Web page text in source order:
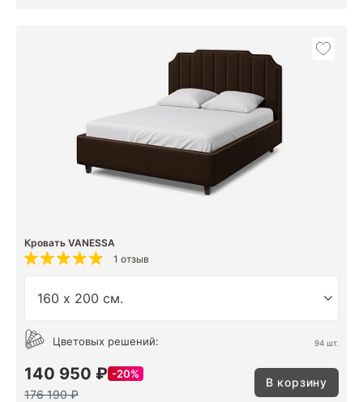
Кровать VANESSA
1 отзыв
Цветовых решений: 94 шт.
140 950 ₽ 20%
176 190 ₽
В корзину